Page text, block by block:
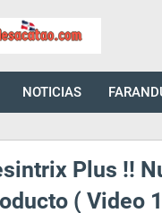
NOTICIAS
Plus !!
( Video